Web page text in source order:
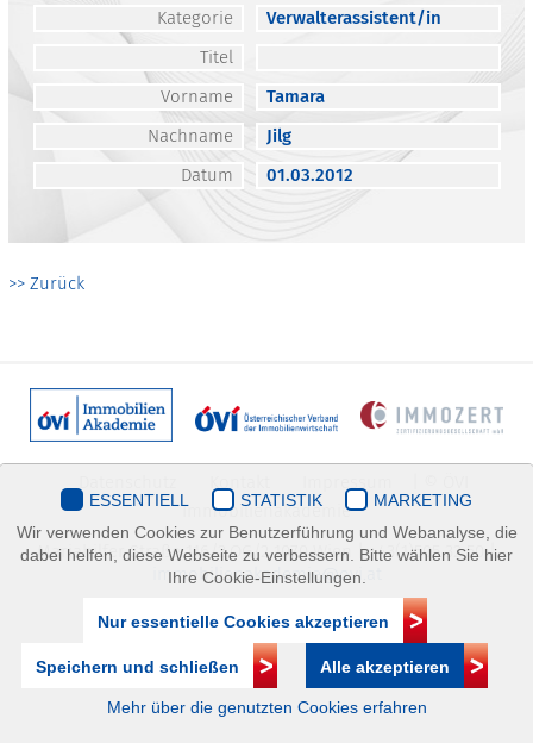
Kategorie
Verwalterassistent/in
Titel
Vorname
Tamara
Nachname
Jilg
Datum
01.03.2012
>> Zurück
Immobilienakademie
Mariahilfer Straße 116/2.OG/2 1070 Wien | +43(1)505 32 50 |
immobilienakademie@ovi.at
ESSENTIELL STATISTIK
MARKETING
Wir verwenden Cookies zur Benutzerführung und Webanalyse, die
dabei helfen, diese Webseite zu verbessern. Bitte wählen Sie hier
Ihre Cookie-Einstellungen.
Nur essentielle Cookies akzeptieren
Speichern und schließen Alle akzeptieren
Mehr über die genutzten Cookies erfahren